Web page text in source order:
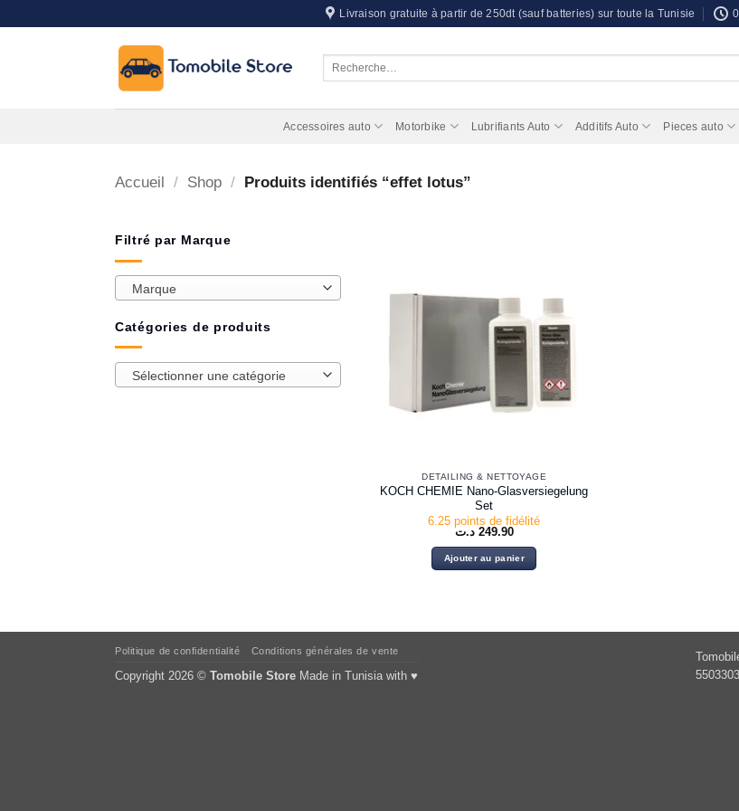
au
Livraison gratuite à partir de 250dt (sauf batteries) sur toute la Tunisie
Accessoires auto Motorbike Lubrifiants Auto Additifs Auto Pieces auto
Accueil / Shop / Produits identifiés “effet lotus”
Filtré par Marque
Marque
Catégories de produits
Sélectionner une catégorie
DETAILING & NETTOYAGE
KOCH CHEMIE Nano-Glasversiegelung
Set
6.25 points de fidélité
249.90 د.ت
Ajouter au panier
Politique de confidentialité Conditions générales de vente
Copyright 2026 © Tomobile Store Made in Tunisia with ♥